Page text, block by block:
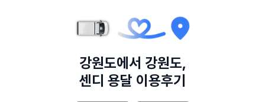
강원도에서 강원도,
센디 용달 이용후기